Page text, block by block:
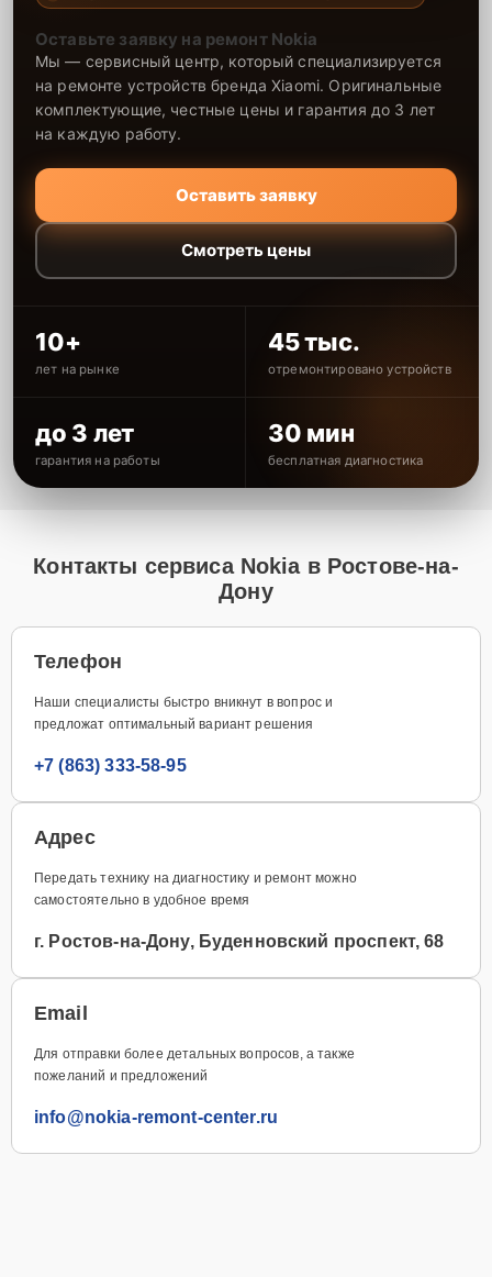
Оставьте заявку на ремонт Nokia
Мы — сервисный центр, который специализируется
на ремонте устройств бренда Xiaomi. Оригинальные
комплектующие, честные цены и гарантия до 3 лет
на каждую работу.
Оставить заявку
Смотреть цены
10+
лет на рынке
45 тыс.
отремонтировано устройств
до 3 лет
гарантия на работы
30 мин
бесплатная диагностика
Контакты сервиса Nokia в Ростове-на-
Дону
Телефон
Наши специалисты быстро вникнут в вопрос и
предложат оптимальный вариант решения
+7 (863) 333-58-95
Адрес
Передать технику на диагностику и ремонт можно
самостоятельно в удобное время
г. Ростов-на-Дону, Буденновский проспект, 68
Email
Для отправки более детальных вопросов, а также
пожеланий и предложений
info@nokia-remont-center.ru